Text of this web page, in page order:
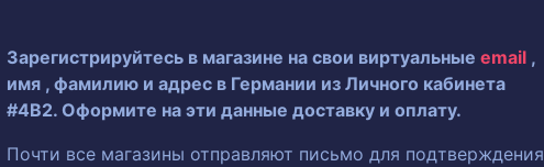
Зарегистрируйтесь в магазине на свои виртуальныеemail ,
имя , фамилию и адрес в Германии из Личного кабинета
#4B2. Оформите на эти данные доставку и оплату.
Почти все магазины отправляют письмо для подтверждения